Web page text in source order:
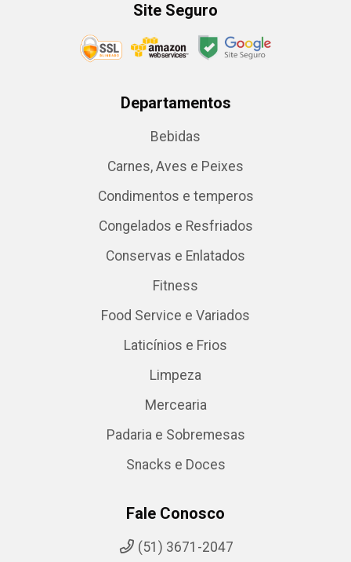
Site Seguro
Departamentos
Bebidas
Carnes, Aves e Peixes
Condimentos e temperos
Congelados e Resfriados
Conservas e Enlatados
Fitness
Food Service e Variados
Laticínios e Frios
Limpeza
Mercearia
Padaria e Sobremesas
Snacks e Doces
Fale Conosco
(51) 3671-2047